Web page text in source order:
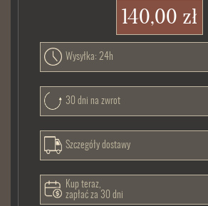
140,00 zł
Wysyłka: 24h
30 dni na zwrot
Szczegóły dostawy
Kup teraz,
zapłać za 30 dni